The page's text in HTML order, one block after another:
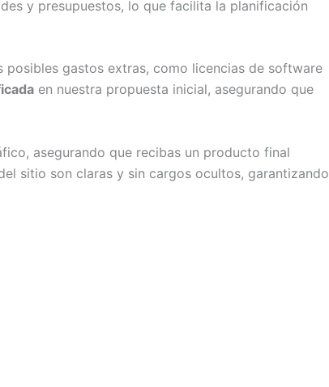
y presupuestos, lo que facilita la planificación
gastos extras, como licencias de software
en nuestra propuesta inicial, asegurando que
asegurando que recibas un producto final
sitio son claras y sin cargos ocultos, garantizando